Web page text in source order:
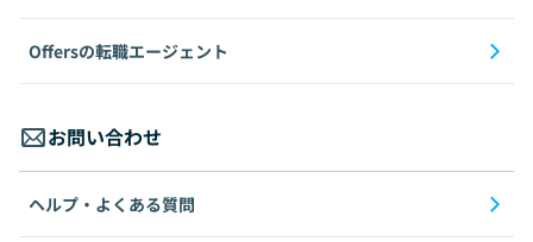
Offersの転職エージェント
お問い合わせ
ヘルプ・よくある質問